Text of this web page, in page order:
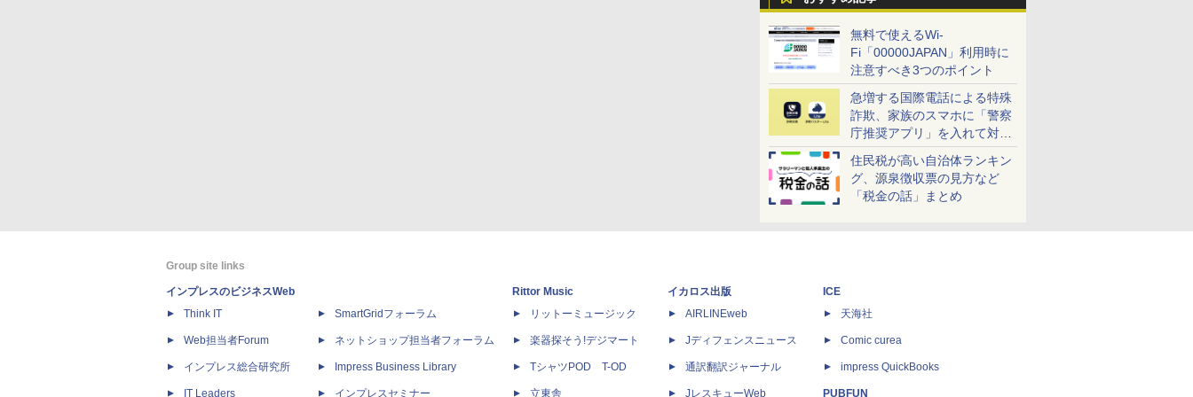
無料で使えるWi-
Fi「00000JAPAN」利用時に
注意すべき3つのポイント
急増する国際電話による特殊
詐欺、家族のスマホに「警察
庁推奨アプリ」を入れて対策
しよう！
住民税が高い自治体ランキン
グ、源泉徴収票の見方など
「税金の話」まとめ
Group site links
インプレスのビジネスWeb
Think IT
Web担当者Forum
インプレス総合研究所
IT Leaders
SmartGridフォーラム
ネットショップ担当者フォーラム
Impress Business Library
インプレスセミナー
Rittor Music
リットーミュージック
楽器探そう!デジマート
TシャツPOD T-OD
立東舎
イカロス出版
AIRLINEweb
Jディフェンスニュース
通訳翻訳ジャーナル
JレスキューWeb
ICE
天海社
Comic curea
impress QuickBooks
PUBFUN